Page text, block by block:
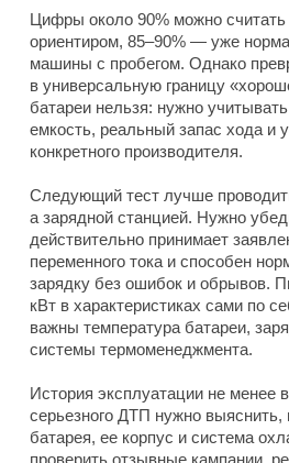
Цифры около 90% можно
ориентиром, 85–90% — уже
машины с пробегом. Однако
в универсальную границу
батареи нельзя: нужно
емкость, реальный запас хода и
конкретного производителя.
Следующий тест лучше
а зарядной станцией. Нужно
действительно принимает
переменного тока и способен
зарядку без ошибок и обрывов.
кВт в характеристиках сами по
важны температура батареи,
системы термоменеджмента.
История эксплуатации не менее
серьезного ДТП нужно
батарея, ее корпус и система
проверить отзывные кампании,